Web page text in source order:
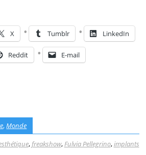
X Tumblr LinkedIn
Reddit E-mail
,Monde
,freakshow,Fulvia Pellegrino,implants